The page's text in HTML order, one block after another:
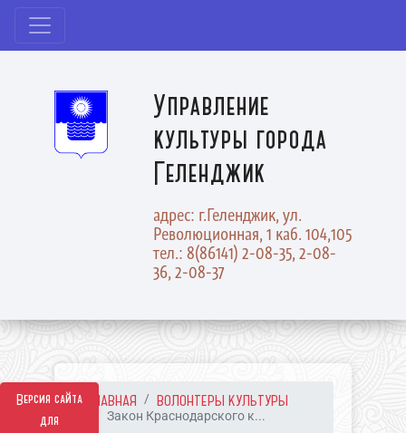
Версия сайта
для
Управление
культуры города
Геленджик
адрес: г.Геленджик, ул.
Революционная, 1 каб. 104,105
тел.: 8(86141) 2-08-35, 2-08-
36, 2-08-37
ГЛАВНАЯ ВОЛОНТЕРЫ КУЛЬТУРЫ
Закон Краснодарского к...